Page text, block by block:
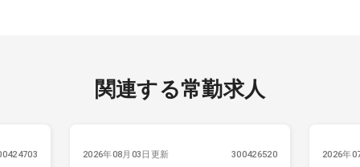
関連する常勤求人
2026年08月03日更新 300426520 2026年